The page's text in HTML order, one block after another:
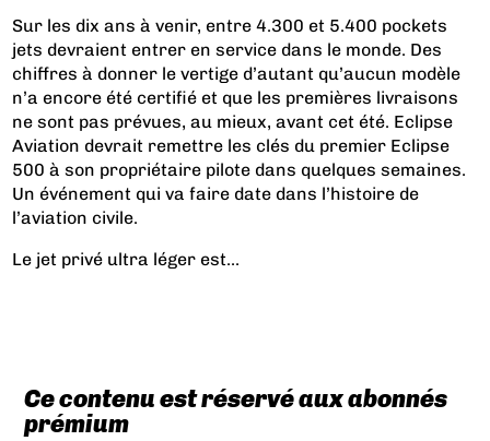
Sur les dix ans à venir, entre 4.300 et 5.400 pockets
jets devraient entrer en service dans le monde. Des
chiffres à donner le vertige d’autant qu’aucun modèle
n’a encore été certifié et que les premières livraisons
ne sont pas prévues, au mieux, avant cet été. Eclipse
Aviation devrait remettre les clés du premier Eclipse
500 à son propriétaire pilote dans quelques semaines.
Un événement qui va faire date dans l’histoire de
l’aviation civile.
Le jet privé ultra léger est...
Ce contenu est réservé aux abonnés
prémium